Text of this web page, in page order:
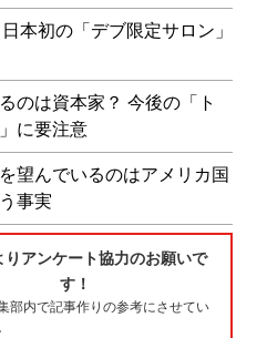
本初の「デブ限定サロン」
のは資本家？ 今後の「ト
に要注意
望んでいるのはアメリカ国
事実